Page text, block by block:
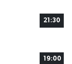
21:30
19:00